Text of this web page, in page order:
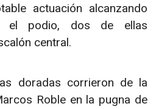
actuación alcanzando
el podio, dos de ellas
central.
doradas corrieron de la
Roble en la pugna de